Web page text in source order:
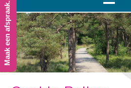
Maak een afspraak.